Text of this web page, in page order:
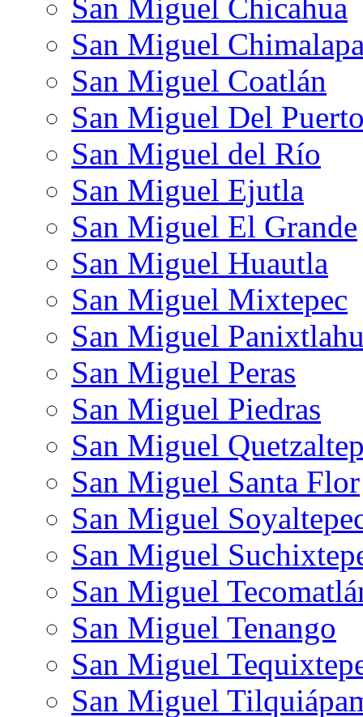
San Miguel Chicahua
San Miguel
San Miguel Coatlán
San Miguel Del
San Miguel del Río
San Miguel Ejutla
San Miguel El Grande
San Miguel Huautla
San Miguel Mixtepec
San Miguel
San Miguel Peras
San Miguel Piedras
San Miguel
San Miguel Santa Flor
San Miguel
San Miguel
San Miguel
San Miguel Tenango
San Miguel
San Miguel